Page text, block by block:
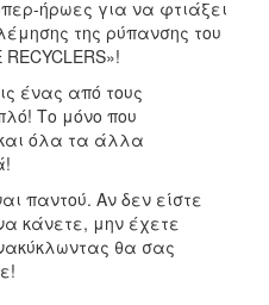
ήρωες για να φτιάξει
της ρύπανσης του
ένας από τους
Το μόνο που
όλα τα άλλα
παντού. Αν δεν είστε
κάνετε, μην έχετε
θα σας